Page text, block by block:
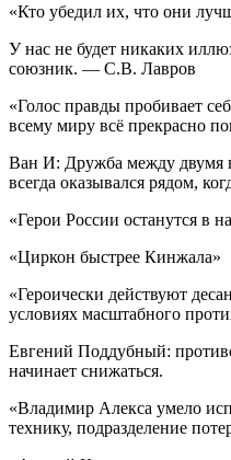
«Кто убедил их, что они
У нас не будет никаких
союзник. — С.В. Лавров
«Голос правды пробивает
всему миру всё прекрасно
Ван И: Дружба между двумя
всегда оказывался рядом,
«Герои России останутся в
«Циркон быстрее Кинжала»
«Героически действуют
условиях масштабного
Евгений Поддубный:
начинает снижаться.
«Владимир Алекса умело
технику, подразделение